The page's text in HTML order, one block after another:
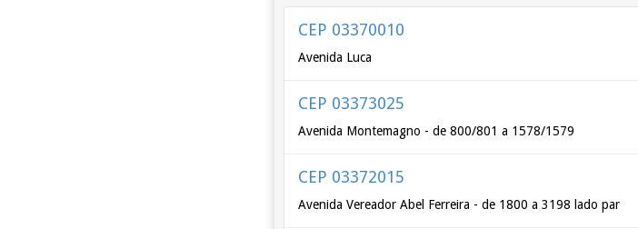
CEP 03370010
Avenida Luca
CEP 03373025
Avenida Montemagno - de 800/801 a 1578/1579
CEP 03372015
Avenida Vereador Abel Ferreira - de 1800 a 3198 lado par